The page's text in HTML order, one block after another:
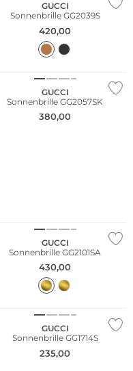
GUCCI
Sonnenbrille GG2039S
420,00
GUCCI
Sonnenbrille GG2057SK
380,00
GUCCI
Sonnenbrille GG2101SA
430,00
GUCCI
Sonnenbrille GG1714S
235,00